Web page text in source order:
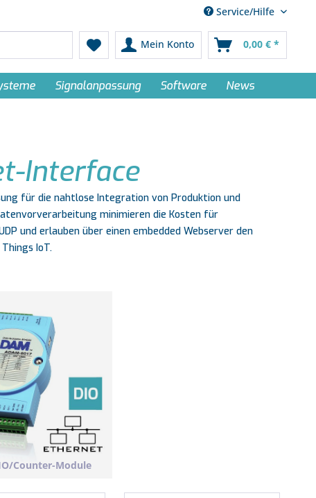
Service/Hilfe
Mein Konto 0,00 € *
Signalanpassung Software News
Interface
für die nahtlose Integration von Produktion und
minimieren die Kosten für
und erlauben über einen embedded Webserver den
IoT.
Counter-Module